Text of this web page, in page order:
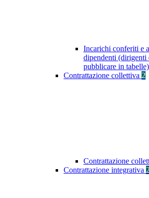
Incarichi conferiti e
dipendenti (dirigenti
pubblicare in tabelle)
Contrattazione collettiva 2
Contrattazione
Contrattazione integrativa 2